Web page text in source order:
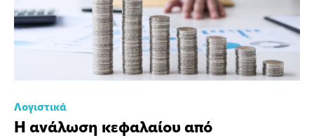
Λογιστικά
Η ανάλωση κεφαλαίου από